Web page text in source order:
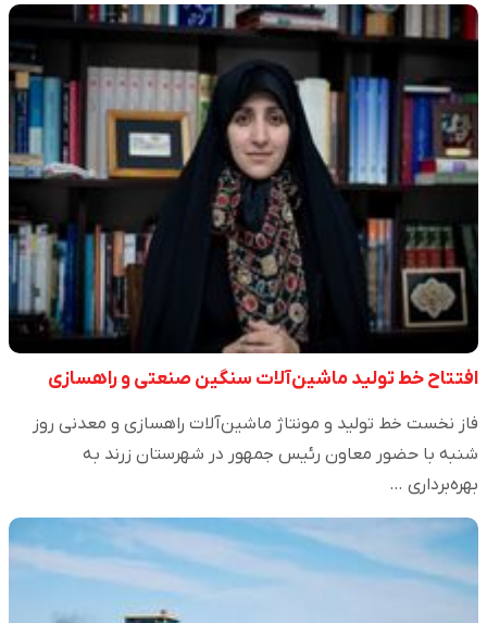
افتتاح خط تولید ماشین‌آلات سنگین صنعتی و راهسازی
فاز نخست خط تولید و مونتاژ ماشین‌آلات راهسازی و معدنی روز
شنبه با حضور معاون رئیس جمهور در شهرستان زرند به
بهره‌برداری …